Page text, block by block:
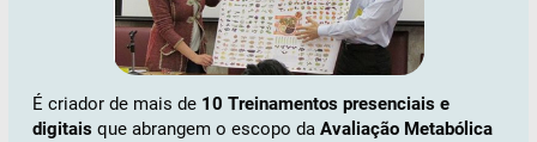
É criador de mais de 10 Treinamentos presenciais e
digitais que abrangem o escopo da Avaliação Metabólica